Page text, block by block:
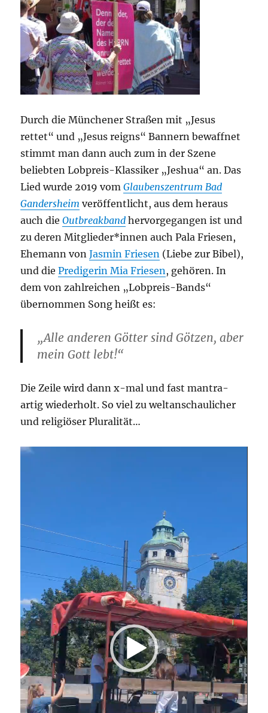
Durch die Münchener Straßen mit „Jesus
rettet“ und „Jesus reigns“ Bannern bewaffnet
stimmt man dann auch zum in der Szene
beliebten Lobpreis-Klassiker „Jeshua“ an. Das
Lied wurde 2019 vomGlaubenszentrum Bad
Gandersheim veröffentlicht, aus dem heraus
auch dieOutbreakband hervorgegangen ist und
zu deren Mitglieder*innen auch Pala Friesen,
Ehemann vonJasmin Friesen (Liebe zur Bibel),
und diePredigerin Mia Friesen , gehören. In
dem von zahlreichen „Lobpreis-Bands“
übernommen Song heißt es:
„Alle anderen Götter sind Götzen, aber
mein Gott lebt!“
Die Zeile wird dann x-mal und fast mantra-
artig wiederholt. So viel zu weltanschaulicher
und religiöser Pluralität…
Video-